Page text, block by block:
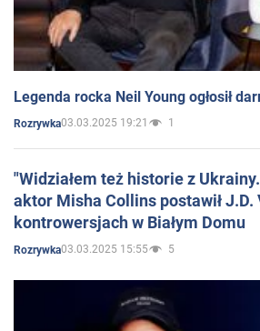
Legenda rocka Neil Young ogłosił
Rozrywka03.03.2025 19:21 1
"Widziałem też historie z
aktor Misha Collins postawił
kontrowersjach w Białym Domu
Rozrywka03.03.2025 15:55 5